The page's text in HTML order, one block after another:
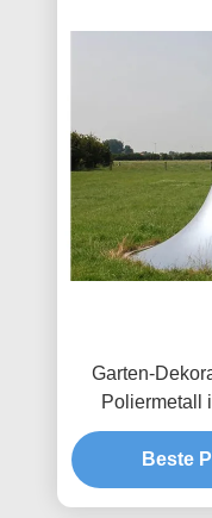
Garten-
Poliermetall
Beste